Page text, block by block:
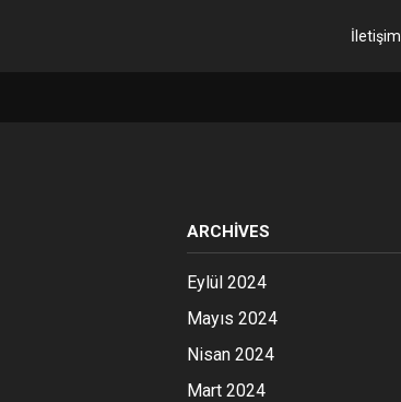
İletişim
ARCHIVES
Eylül 2024
Mayıs 2024
Nisan 2024
Mart 2024